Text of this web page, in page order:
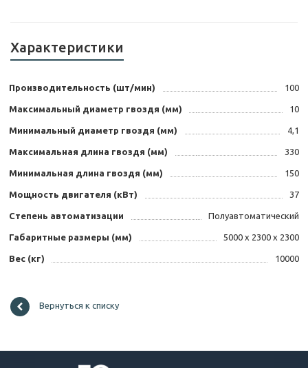
Характеристики
Производительность (шт/мин) 100
Максимальный диаметр гвоздя (мм) 10
Минимальный диаметр гвоздя (мм) 4,1
Максимальная длина гвоздя (мм) 330
Минимальная длина гвоздя (мм) 150
Мощность двигателя (кВт) 37
Степень автоматизации Полуавтоматический
Габаритные размеры (мм) 5000 х 2300 х 2300
Вес (кг) 10000
Вернуться к списку